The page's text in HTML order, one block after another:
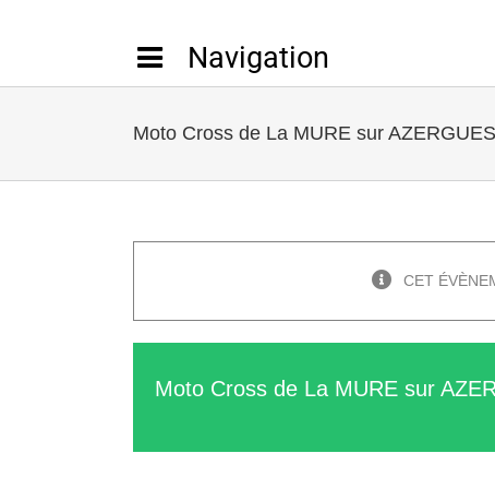
Moto Cross de La MURE sur AZERGUES
CET
Moto Cross de La MURE sur